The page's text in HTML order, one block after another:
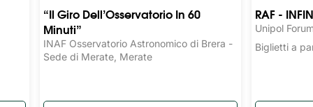
“Il Giro Dell’Osservatorio In 60
Minuti”
INAF Osservatorio Astronomico di Brera -
Sede di Merate, Merate
RAF -
Unipol
Biglietti a